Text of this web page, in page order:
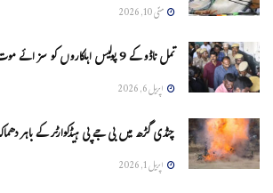
مئی 10, 2026
تمل ناڈو کے 9 پولیس اہلکاروں کو سزائے موت
اپریل 6, 2026
چنڈی گڑھ میں بی جے پی ہیڈکوارٹر کے باہر
اپریل 1, 2026